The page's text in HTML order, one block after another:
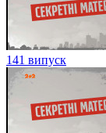
141 випуск